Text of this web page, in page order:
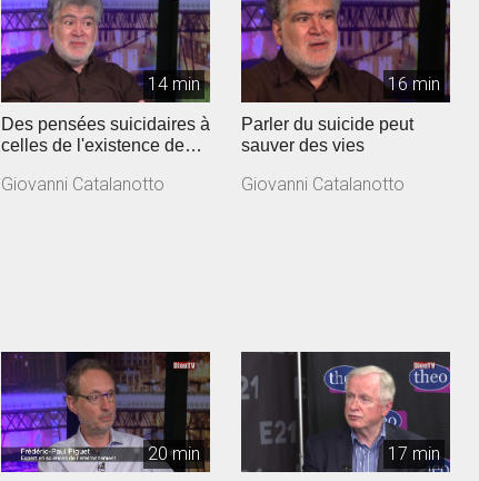
14 min
Des pensées suicidaires à
celles de l'existence de
Giovanni Catalanotto
16 min
Parler du suicide peut
sauver des vies
Giovanni Catalanotto
20 min 17 min